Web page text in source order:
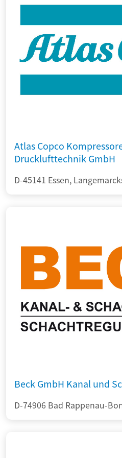
Atlas Copco
Drucklufttechnik GmbH
D-45141 Essen,
Beck GmbH Kanal und
D-74906 Bad Rappenau-